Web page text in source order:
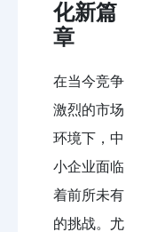
化新篇
章
在当今竞争
激烈的市场
环境下，中
小企业面临
着前所未有
的挑战。尤